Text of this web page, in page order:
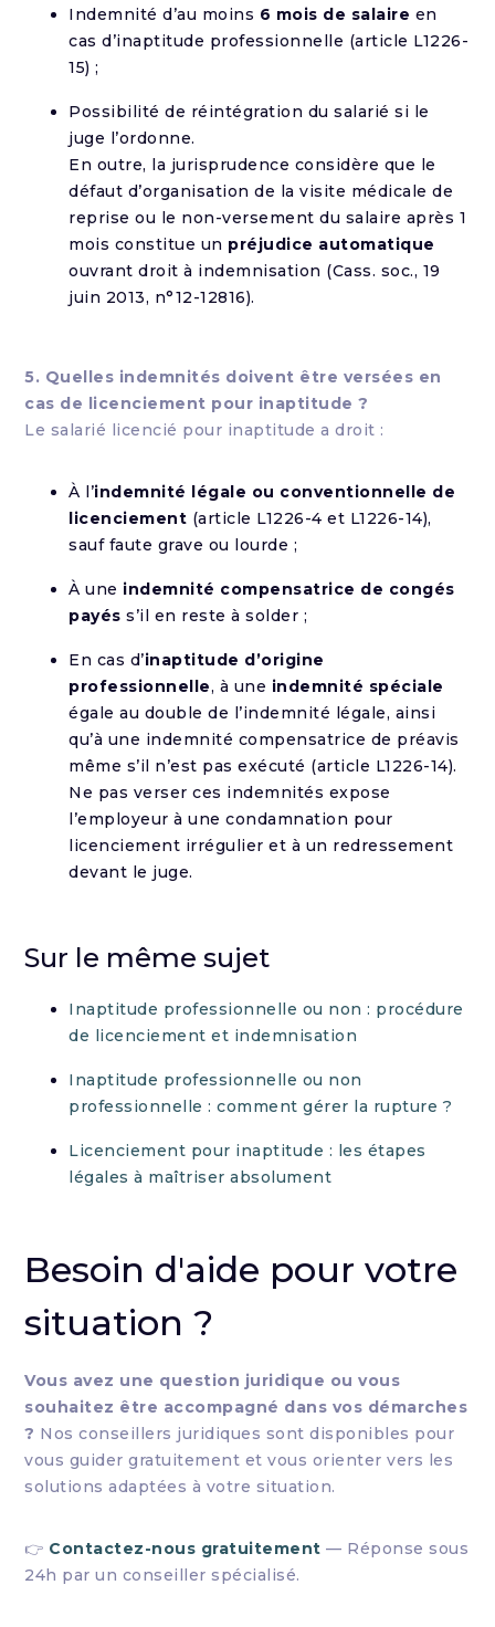
Indemnité d’au moins 6 mois de salaire en
cas d’inaptitude professionnelle (article L1226-
15) ;
Possibilité de réintégration du salarié si le
juge l’ordonne.
En outre, la jurisprudence considère que le
défaut d’organisation de la visite médicale de
reprise ou le non-versement du salaire après 1
mois constitue un préjudice automatique
ouvrant droit à indemnisation (Cass. soc., 19
juin 2013, n°12-12816).
5. Quelles indemnités doivent être versées en
cas de licenciement pour inaptitude ?
Le salarié licencié pour inaptitude a droit :
À l’indemnité légale ou conventionnelle de
licenciement (article L1226-4 et L1226-14),
sauf faute grave ou lourde ;
À une indemnité compensatrice de congés
payés s’il en reste à solder ;
En cas d’inaptitude d’origine
professionnelle, à une indemnité spéciale
égale au double de l’indemnité légale, ainsi
qu’à une indemnité compensatrice de préavis
même s’il n’est pas exécuté (article L1226-14).
Ne pas verser ces indemnités expose
l’employeur à une condamnation pour
licenciement irrégulier et à un redressement
devant le juge.
Sur le même sujet
Inaptitude professionnelle ou non : procédure
de licenciement et indemnisation
Inaptitude professionnelle ou non
professionnelle : comment gérer la rupture ?
Licenciement pour inaptitude : les étapes
légales à maîtriser absolument
Besoin d'aide pour votre
situation ?
Vous avez une question juridique ou vous
souhaitez être accompagné dans vos démarches
? Nos conseillers juridiques sont disponibles pour
vous guider gratuitement et vous orienter vers les
solutions adaptées à votre situation.
👉 Contactez-nous gratuitement — Réponse sous
24h par un conseiller spécialisé.